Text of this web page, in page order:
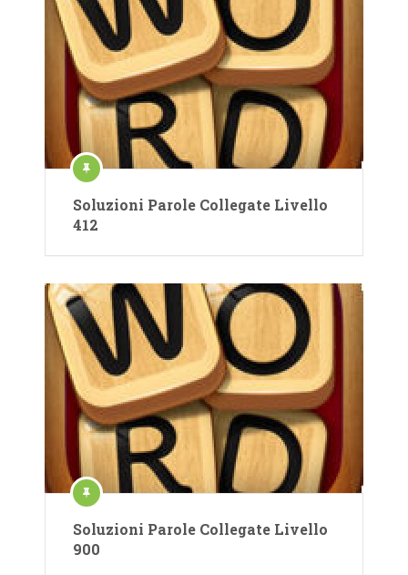
Soluzioni Parole Collegate Livello
412
Soluzioni Parole Collegate Livello
900